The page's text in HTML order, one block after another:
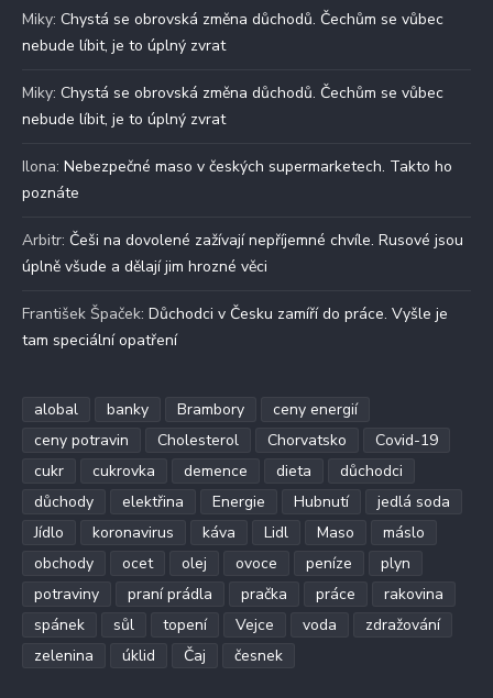
Miky: Chystá se obrovská změna důchodů. Čechům se vůbec
nebude líbit, je to úplný zvrat
Miky: Chystá se obrovská změna důchodů. Čechům se vůbec
nebude líbit, je to úplný zvrat
Ilona: Nebezpečné maso v českých supermarketech. Takto ho
poznáte
Arbitr: Češi na dovolené zažívají nepříjemné chvíle. Rusové jsou
úplně všude a dělají jim hrozné věci
František Špaček: Důchodci v Česku zamíří do práce. Vyšle je
tam speciální opatření
alobal banky Brambory
ceny energií
ceny potravin
Cholesterol Chorvatsko
Covid-19
cukr
cukrovka demence dieta
důchodci
důchody
elektřina Energie Hubnutí
jedlá soda
Jídlo
koronavirus káva Lidl Maso
máslo
obchody
ocet olej ovoce peníze
plyn
potraviny
praní prádla pračka práce
rakovina
spánek
sůl topení Vejce voda
zdražování
zelenina
úklid Čaj česnek